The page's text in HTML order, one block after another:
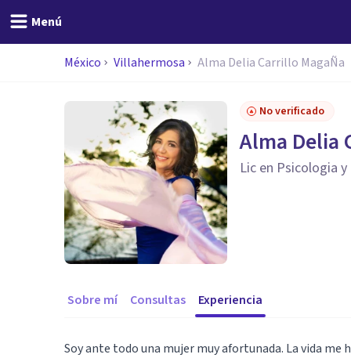
Menú
México Villahermosa Alma Delia Carrillo MagaÑa
No verificado
Alma Delia
Lic en Psicologia
Sobre mí Consultas Experiencia
Soy ante todo una mujer muy afortunada. La vida me